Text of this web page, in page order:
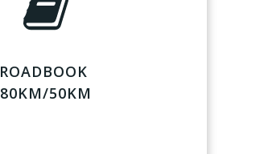
ROADBOOK
80KM/50KM